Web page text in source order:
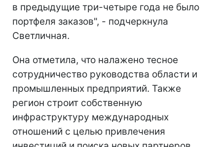
в предыдущие три-четыре года не было
портфеля заказов", - подчеркнула
Светличная.
Она отметила, что налажено тесное
сотрудничество руководства области и
промышленных предприятий. Также
регион строит собственную
инфраструктуру международных
отношений с целью привлечения